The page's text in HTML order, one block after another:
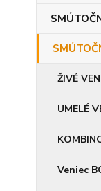
ŽIVÉ
UMELÉ
Veniec